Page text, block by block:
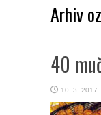
Arhiv
40
10. 3. 2017